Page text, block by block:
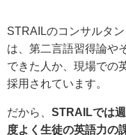
STRAILのコンサルタ
は、第二言語習得論や
できた人か、現場での
採用されています。
だから、 STRAILでは
度よく生徒の英語力の